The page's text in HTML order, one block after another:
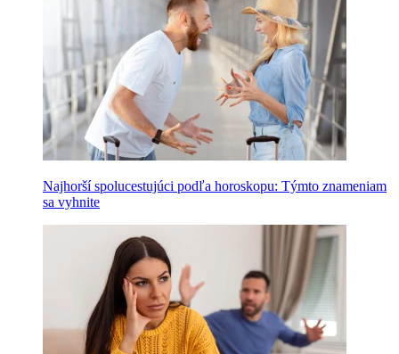
Najhorší spolucestujúci podľa horoskopu: Týmto znameniam
sa vyhnite